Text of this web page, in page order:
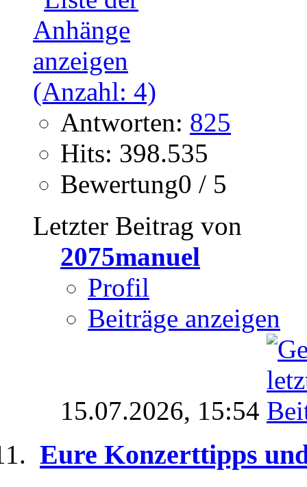
Antworten: 825
Hits: 398.535
Bewertung0 / 5
Letzter Beitrag von
2075manuel
Profil
Beiträge anzeigen
15.07.2026, 15:54
Eure Konzerttipps